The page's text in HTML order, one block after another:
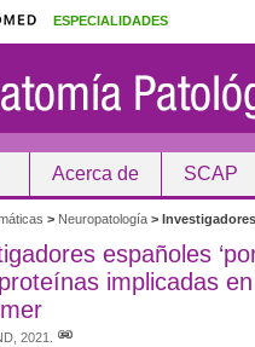
ESPECIALIDADES
Acerca de SCAP
> Neuropatología >
españoles
implicadas
2021